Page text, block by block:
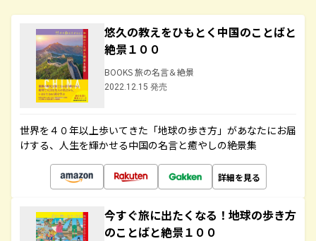
悠久の教えをひもとく中国のことばと
絶景１００
BOOKS 旅の名言＆絶景
2022.12.15 発売
世界を４０年以上歩いてきた「地球の歩き方」があなたにお届
けする、人生を輝かせる中国の名言と癒やしの絶景集
詳細を見る
今すぐ旅に出たくなる！地球の歩き方
のことばと絶景１００